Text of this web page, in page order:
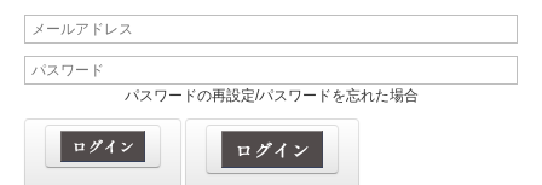
パスワードの再設定/パスワードを忘れた場合